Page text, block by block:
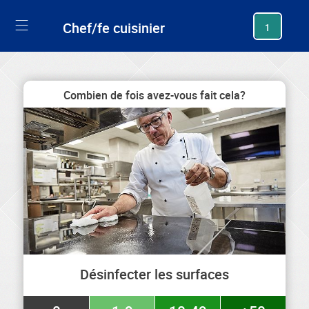
Chef/fe cuisinier 1
Combien de fois avez-vous fait cela?
Désinfecter les surfaces